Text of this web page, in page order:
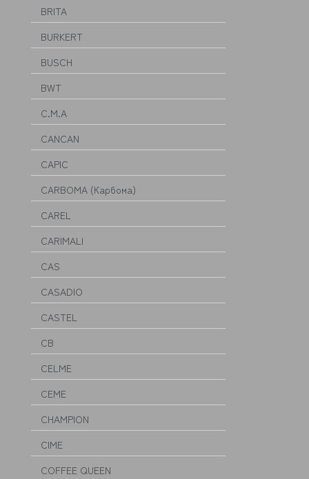
BRITA
BURKERT
BUSCH
BWT
C.M.A
CANCAN
CAPIC
CARBOMA (Карбома)
CAREL
CARIMALI
CAS
CASADIO
CASTEL
CB
CELME
CEME
CHAMPION
CIME
COFFEE QUEEN